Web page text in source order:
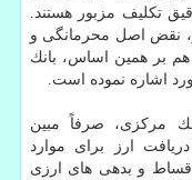
تكلیف مزبور هستند.
نقض اصل محرمانگی و
بر همین اساس، بانك
اشاره نموده است.
مركزی، صرفاً مبین
ارز برای موارد
اقساط و بدهی های ارزی